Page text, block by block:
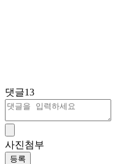
댓글13
사진첨부
등록